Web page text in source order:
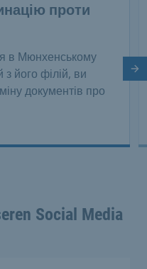
проти
в Мюнхенському
його філій, ви
документів про
Social Media